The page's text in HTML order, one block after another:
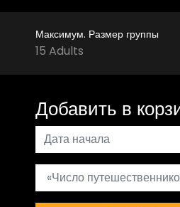
Максимум. Размер группы
15 Adults
Добавить в